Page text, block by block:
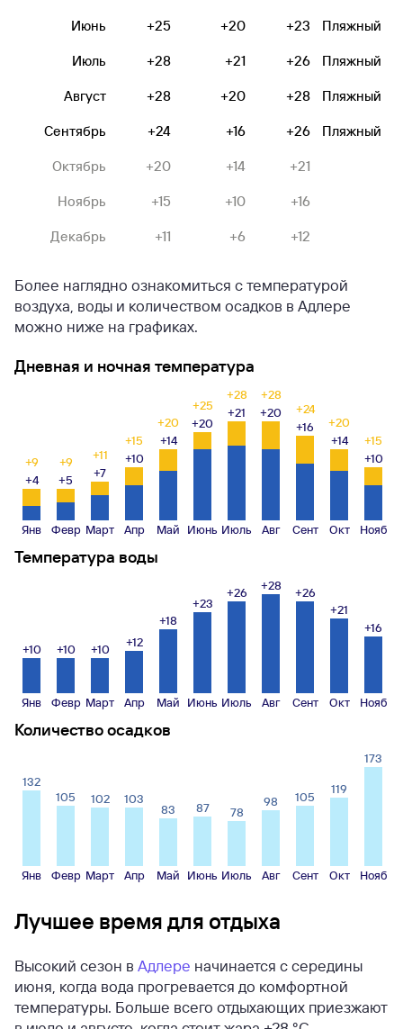
Июнь +25 +20 +23 Пляжный
Июль +28 +21 +26 Пляжный
Август +28 +20 +28 Пляжный
Сентябрь +24 +16 +26 Пляжный
Октябрь +20 +14 +21
Ноябрь +15 +10 +16
Декабрь +11 +6 +12
Более наглядно ознакомиться с температурой
воздуха, воды и количеством осадков в Адлере
можно ниже на графиках.
Дневная и ночная температура
+9
+4
Янв
+9
+5
Февр
+11
+7
Март
+15
+10
Апр
+20
+14
Май
+25
+20
Июнь
+28
+21
Июль
+28
+20
Авг
+24
+16
Сент
+20
+14
Окт
+15
+10
Нояб
Температура воды
+10
Янв
+10
Февр
+10
Март
+12
Апр
+18
Май
+23
Июнь
+26
Июль
+28
Авг
+26
Сент
+21
Окт
+16
Нояб
Количество осадков
132
Янв
105
Февр
102
Март
103
Апр
83
Май
87
Июнь
78
Июль
98
Авг
105
Сент
119
Окт
173
Нояб
Лучшее время для отдыха
Высокий сезон в Адлере начинается с середины
июня, когда вода прогревается до комфортной
температуры. Больше всего отдыхающих приезжают